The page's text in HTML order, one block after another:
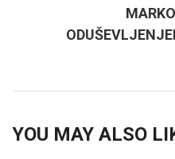
YOU MAY ALSO